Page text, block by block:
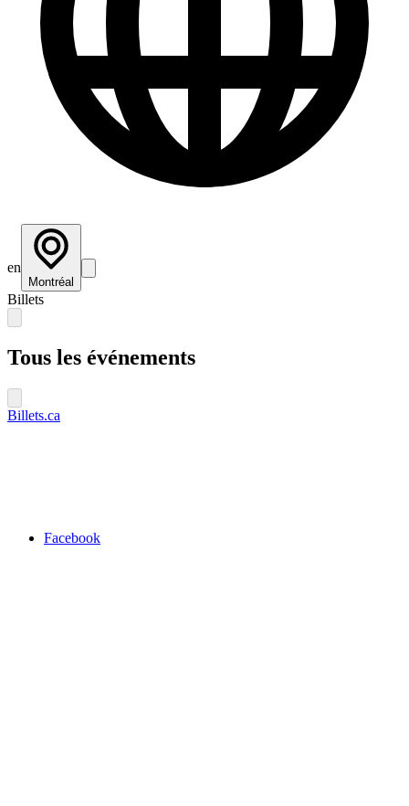
en
Montréal
Billets
Tous les événements
Billets.ca
Facebook